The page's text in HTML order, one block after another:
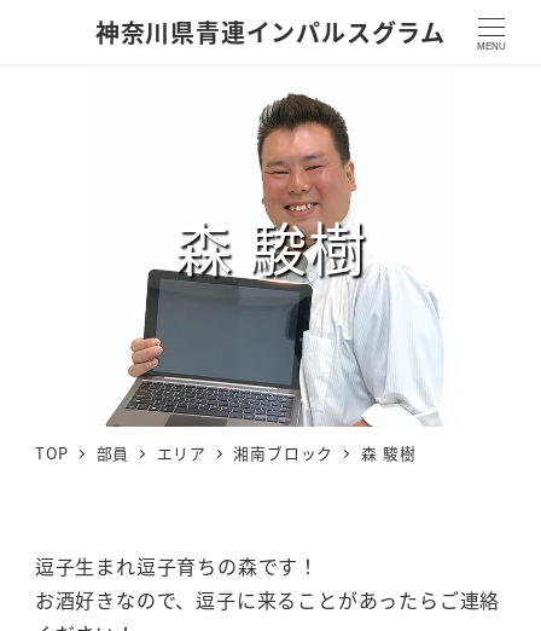
神奈川県青連インパルスグラム MENU
森 駿樹
TOP 部員 エリア 湘南ブロック 森 駿樹
逗子生まれ逗子育ちの森です！
お酒好きなので、逗子に来ることがあったらご連絡